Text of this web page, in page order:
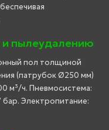
пылеудалению
пол толщиной
(патрубок Ø250 мм)
м³/ч. Пневмосистема:
Электропитание: